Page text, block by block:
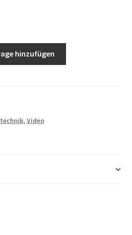
hinzufügen
, Video